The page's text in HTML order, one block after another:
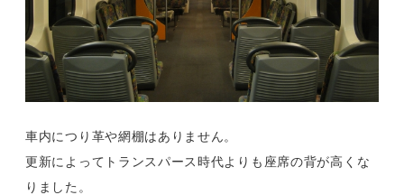
車内につり革や網棚はありません。
更新によってトランスパース時代よりも座席の背が高くな
りました。